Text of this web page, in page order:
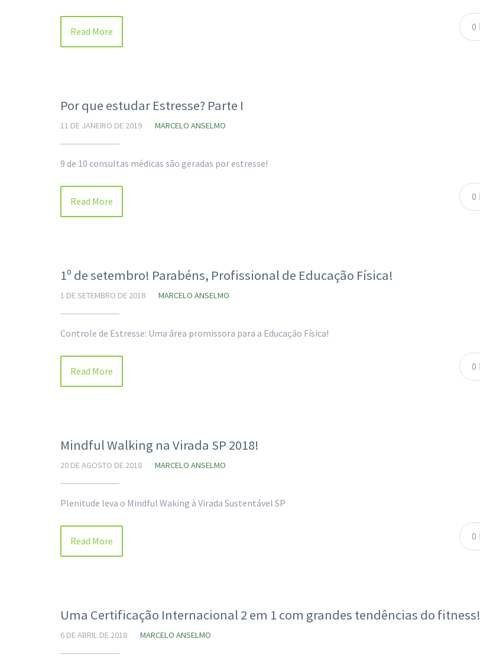
0
Read More
Por que estudar Estresse? Parte I
11 DE JANEIRO DE 2019 MARCELO ANSELMO
9 de 10 consultas médicas são geradas por estresse!
0
Read More
1º de setembro! Parabéns, Profissional de Educação Física!
1 DE SETEMBRO DE 2018 MARCELO ANSELMO
Controle de Estresse: Uma área promissora para a Educação Física!
0
Read More
Mindful Walking na Virada SP 2018!
20 DE AGOSTO DE 2018 MARCELO ANSELMO
Plenitude leva o Mindful Waking à Virada Sustentável SP
0
Read More
Uma Certificação Internacional 2 em 1 com grandes tendências do fitness!
6 DE ABRIL DE 2018 MARCELO ANSELMO